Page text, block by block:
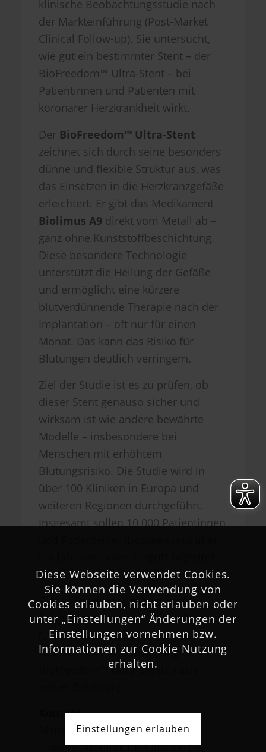
klinische Beobachtungsstudie nach
der Markteinführung (Post-Market
Clinical Follow-up). Sie untersucht,
wie gut ein bestimmter Stent – der
BioFreedom™ Ultra-Stent – bei
Patientinnen und Patienten mit
koronarer Herzkrankheit wirkt.
Der BioFreedom™ Ultra-Stent
zeichnet sich durch seine besonders
dünne und flexible Struktur aus, was
das Einsetzen in die Herzkranzgefäße
erleichtert. Er gibt das Medikament
Biolimus A9 direkt vom Metall ab –
ganz ohne Kunststoffbeschichtung.
Diese besondere Technologie
unterstützt die Heilung der Gefäße
und ermöglicht eine kürzere
blutverdünnende Therapie nach der
Implantation – oft nur für einen
Monat. Das kann das Risiko für
Blutungen deutlich verringern.
Ziel der Studie ist es zu prüfen, ob
dieser Stent genauso sicher und
wirksam ist wie andere bewährte
Modelle – insbesondere bei
Menschen mit erhöhtem
Blutungsrisiko. Die Studie wird in
über 100 Kliniken in Europa und
weiteren Regionen durchgeführt.
Insgesamt sollen 10.000 Patientinnen
werden.
Dieses Register sammelt echte
Erfahrungen aus dem Klinikalltag
(„Real World Data“)und dient der
fortlaufenden Überwachung des
BioFreedom™ Ultra-Stents nach
Kontakt
Marion Denart
Universitätsklinik für Kardiologie,
Diese Webseite verwendet Cookies.
Sie können die Verwendung von
Cookies erlauben, nicht erlauben oder
unter „Einstellungen“ Änderungen der
Einstellungen vornehmen bzw.
Informationen zur Cookie Nutzung
erhalten.
Einstellungen erlauben